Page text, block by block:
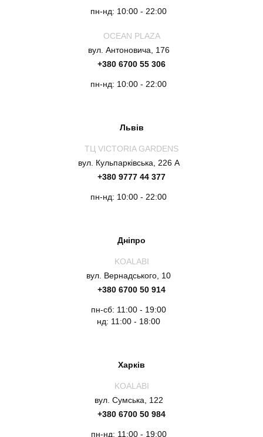
пн-нд: 10:00 - 22:00
OCEAN PLAZA
вул. Антоновича, 176
+380 6700 55 306
пн-нд: 10:00 - 22:00
Львів
ТЦ VICTORIA GARDENS
вул. Кульпарківська, 226 А
+380 9777 44 377
пн-нд: 10:00 - 22:00
Дніпро
KOALABI
вул. Вернадського, 10
+380 6700 50 914
пн-сб: 11:00 - 19:00
нд: 11:00 - 18:00
Харків
KOALABI
вул. Сумська, 122
+380 6700 50 984
пн-нд: 11:00 - 19:00